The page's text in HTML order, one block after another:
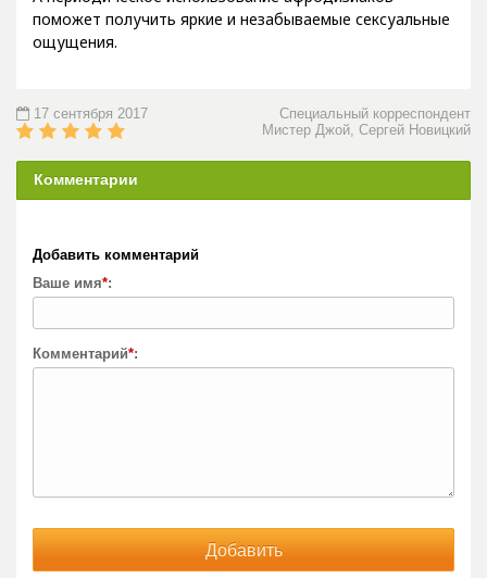
А периодическое использование афродизиаков
поможет получить яркие и незабываемые сексуальные
ощущения.
Специальный корреспондент
17 сентября 2017
Ваше имя*:
Комментарий*: